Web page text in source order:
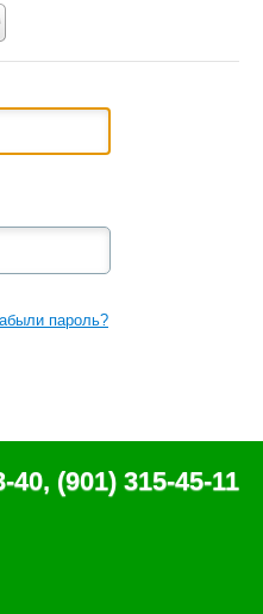
пароль?
40, (901) 315-45-11